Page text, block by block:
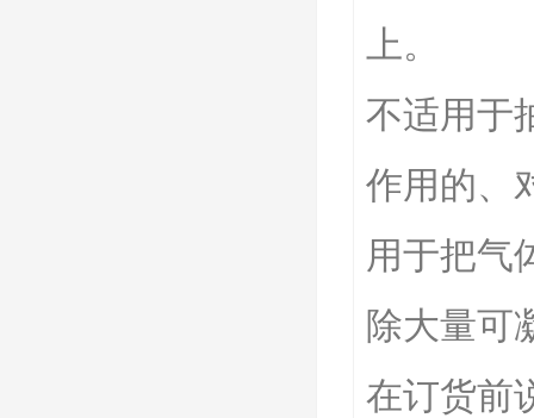
上。
不适用于
作用的、
用于把气
除大量可
在订货前